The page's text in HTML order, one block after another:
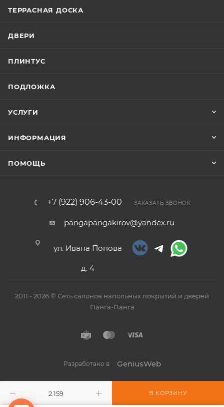
В КОРЗИНУ
ТЕРРАСНАЯ ДОСКА
ДВЕРИ
ПЛИНТУС
ПОДЛОЖКА
УСЛУГИ
ИНФОРМАЦИЯ
ПОМОЩЬ
+7 (922) 906-43-00 ЗАКАЗАТЬ ЗВОНОК
pangapangakirov@yandex.ru
ул. Ивана Попова
д. 4
2011 - 2026 © Сеть салонов напольных покрытий и дверей
Панга-Панга
Разработано в GeniusWeb